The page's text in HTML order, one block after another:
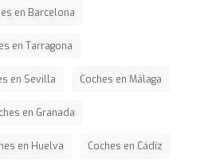
en Barcelona
en Tarragona
en Sevilla Coches en Málaga
en Granada
en Huelva Coches en Cádiz